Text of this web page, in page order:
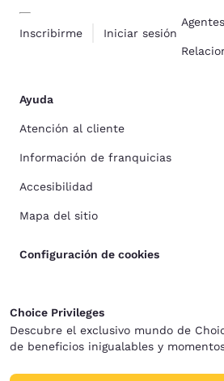
Inscribirme Iniciar sesión
Ayuda
Atención al cliente
Información de franquicias
Accesibilidad
Mapa del sitio
Configuración de cookies
Choice Privileges
Descubre el exclusivo mundo de
de beneficios inigualables y